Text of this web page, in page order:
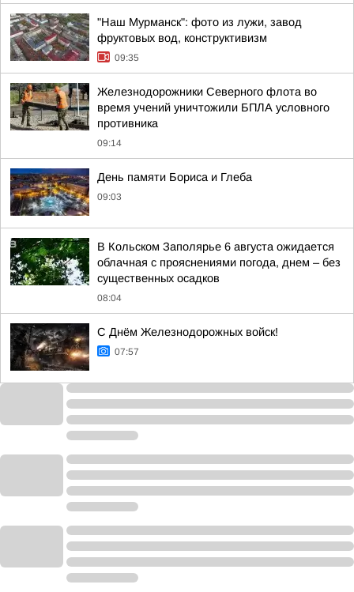
"Наш Мурманск": фото из лужи, завод
фруктовых вод, конструктивизм
09:35
Железнодорожники Северного флота во
время учений уничтожили БПЛА условного
противника
09:14
День памяти Бориса и Глеба
09:03
В Кольском Заполярье 6 августа ожидается
облачная с прояснениями погода, днем – без
существенных осадков
08:04
С Днём Железнодорожных войск!
07:57